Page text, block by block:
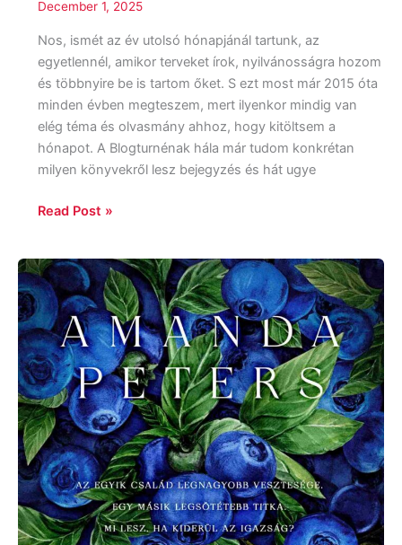
December 1, 2025
Nos, ismét az év utolsó hónapjánál tartunk, az
egyetlennél, amikor terveket írok, nyilvánosságra hozom
és többnyire be is tartom őket. S ezt most már 2015 óta
minden évben megteszem, mert ilyenkor mindig van
elég téma és olvasmány ahhoz, hogy kitöltsem a
hónapot. A Blogturnénak hála már tudom konkrétan
milyen könyvekről lesz bejegyzés és hát ugye
Read Post »
Amanda
Peters:
Áfonyaszedők